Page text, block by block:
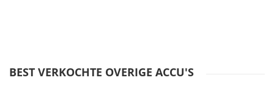
BEST VERKOCHTE OVERIGE ACCU'S